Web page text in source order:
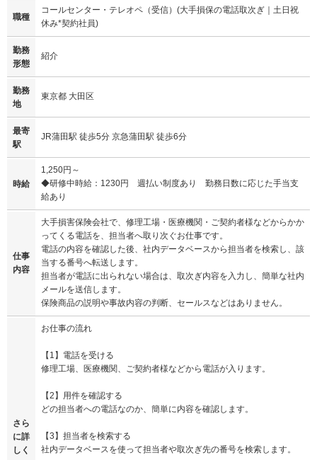
職種
コールセンター・テレオペ（受信）(大手損保の電話取次ぎ｜土日祝
休み*契約社員)
勤務
形態
紹介
勤務
地
東京都 大田区
最寄
駅
JR蒲田駅 徒歩5分 京急蒲田駅 徒歩6分
時給
1,250円～
◆研修中時給：1230円 週払い制度あり 勤務日数に応じた手当支
給あり
仕事
内容
大手損害保険会社で、修理工場・医療機関・ご契約者様などからかか
ってくる電話を、担当者へ取り次ぐお仕事です。
電話の内容を確認した後、社内データベースから担当者を検索し、該
当する番号へ転送します。
担当者が電話に出られない場合は、取次ぎ内容を入力し、簡単な社内
メールを送信します。
保険商品の説明や事故内容の判断、セールスなどはありません。
さら
に詳
しく
お仕事の流れ
【1】電話を受ける
修理工場、医療機関、ご契約者様などから電話が入ります。
【2】用件を確認する
どの担当者への電話なのか、簡単に内容を確認します。
【3】担当者を検索する
社内データベースを使って担当者や取次ぎ先の番号を検索します。